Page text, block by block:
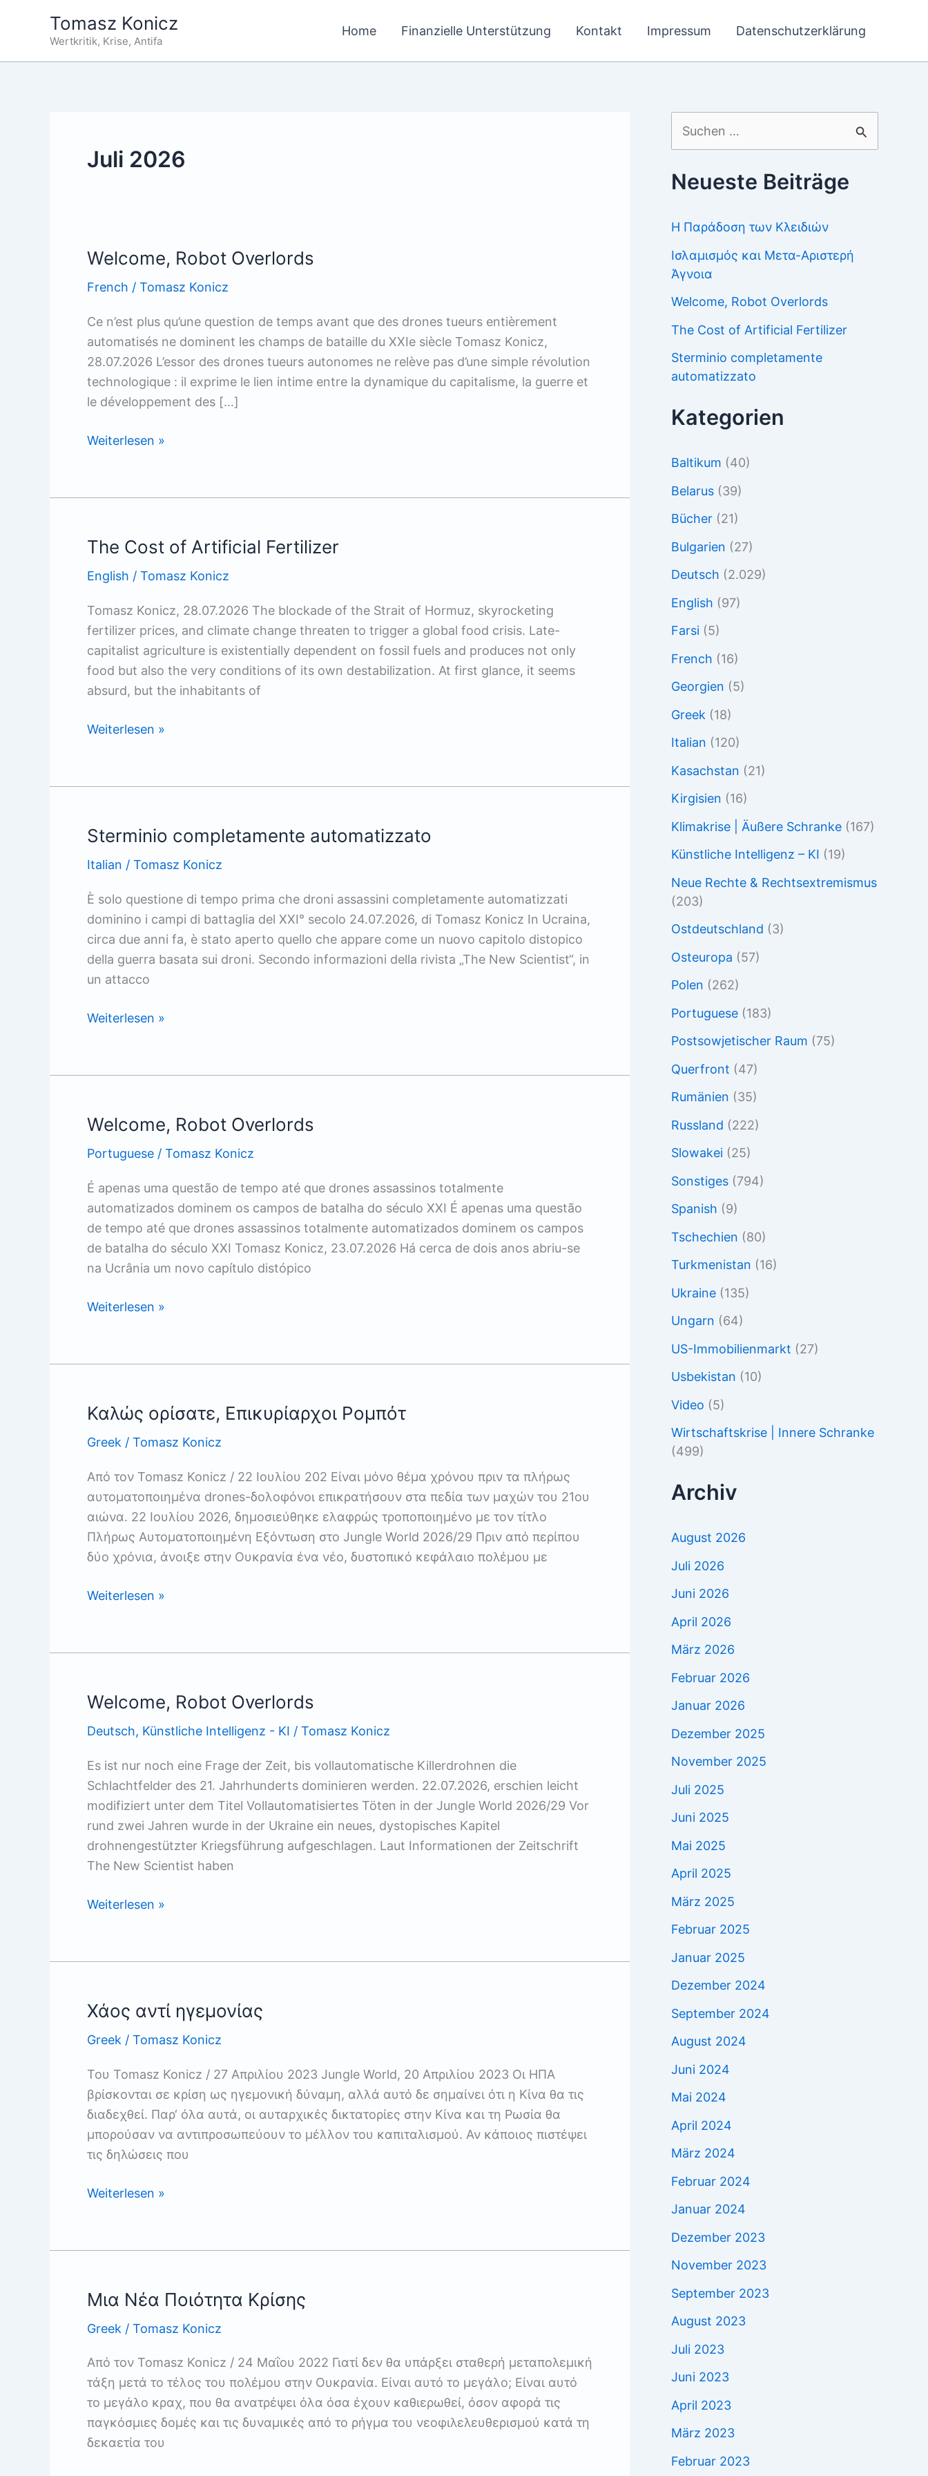
Tomasz Konicz
Wertkritik, Krise, Antifa
Home Finanzielle Unterstützung Kontakt Impressum Datenschutzerklärung
Juli 2026
Welcome, Robot Overlords
French / Tomasz Konicz
Ce n’est plus qu’une question de temps avant que des drones tueurs entièrement
automatisés ne dominent les champs de bataille du XXIe siècle Tomasz Konicz,
28.07.2026 L’essor des drones tueurs autonomes ne relève pas d’une simple révolution
technologique : il exprime le lien intime entre la dynamique du capitalisme, la guerre et
le développement des […]
Welcome,
Weiterlesen »
The Cost of Artificial Fertilizer
English / Tomasz Konicz
Tomasz Konicz, 28.07.2026 The blockade of the Strait of Hormuz, skyrocketing
fertilizer prices, and climate change threaten to trigger a global food crisis. Late-
capitalist agriculture is existentially dependent on fossil fuels and produces not only
food but also the very conditions of its own destabilization. At first glance, it seems
absurd, but the inhabitants of
The
Artificial
Weiterlesen »
Sterminio completamente automatizzato
Italian / Tomasz Konicz
È solo questione di tempo prima che droni assassini completamente automatizzati
dominino i campi di battaglia del XXI° secolo 24.07.2026, di Tomasz Konicz In Ucraina,
circa due anni fa, è stato aperto quello che appare come un nuovo capitolo distopico
della guerra basata sui droni. Secondo informazioni della rivista „The New Scientist“, in
un attacco
Sterminio
Weiterlesen »
Welcome, Robot Overlords
Portuguese / Tomasz Konicz
É apenas uma questão de tempo até que drones assassinos totalmente
automatizados dominem os campos de batalha do século XXI É apenas uma questão
de tempo até que drones assassinos totalmente automatizados dominem os campos
de batalha do século XXI Tomasz Konicz, 23.07.2026 Há cerca de dois anos abriu-se
na Ucrânia um novo capítulo distópico
Welcome,
Weiterlesen »
Καλώς ορίσατε, Eπικυρίαρχοι Ρομπότ
Greek / Tomasz Konicz
Από τον Tomasz Konicz / 22 Ιουλίου 202 Είναι μόνο θέμα χρόνου πριν τα πλήρως
αυτοματοποιημένα drones-δολοφόνοι επικρατήσουν στα πεδία των μαχών του 21ου
αιώνα. 22 Ιουλίου 2026, δημοσιεύθηκε ελαφρώς τροποποιημένο με τον τίτλο
Πλήρως Αυτοματοποιημένη Εξόντωση στο Jungle World 2026/29 Πριν από περίπου
δύο χρόνια, άνοιξε στην Ουκρανία ένα νέο, δυστοπικό κεφάλαιο πολέμου με
Καλώς
Ρομπότ
Weiterlesen »
Welcome, Robot Overlords
Deutsch, Künstliche Intelligenz - KI / Tomasz Konicz
Es ist nur noch eine Frage der Zeit, bis vollautomatische Killerdrohnen die
Schlachtfelder des 21. Jahrhunderts dominieren werden. 22.07.2026, erschien leicht
modifiziert unter dem Titel Vollautomatisiertes Töten in der Jungle World 2026/29 Vor
rund zwei Jahren wurde in der Ukraine ein neues, dystopisches Kapitel
drohnengestützter Kriegsführung aufgeschlagen. Laut Informationen der Zeitschrift
The New Scientist haben
Welcome,
Weiterlesen »
Χάος αντί ηγεμονίας
Greek / Tomasz Konicz
Του Tomasz Konicz / 27 Απριλίου 2023 Jungle World, 20 Απριλίου 2023 Οι ΗΠΑ
βρίσκονται σε κρίση ως ηγεμονική δύναμη, αλλά αυτό δε σημαίνει ότι η Κίνα θα τις
διαδεχθεί. Παρ‘ όλα αυτά, οι αυταρχικές δικτατορίες στην Κίνα και τη Ρωσία θα
μπορούσαν να αντιπροσωπεύουν το μέλλον του καπιταλισμού. Αν κάποιος πιστέψει
τις δηλώσεις που
Χάος
Weiterlesen »
Μια Νέα Ποιότητα Κρίσης
Greek / Tomasz Konicz
Από τον Tomasz Konicz / 24 Μαΐου 2022 Γιατί δεν θα υπάρξει σταθερή μεταπολεμική
τάξη μετά το τέλος του πολέμου στην Ουκρανία. Είναι αυτό το μεγάλο; Είναι αυτό
το μεγάλο κραχ, που θα ανατρέψει όλα όσα έχουν καθιερωθεί, όσον αφορά τις
παγκόσμιες δομές και τις δυναμικές από το ρήγμα του νεοφιλελευθερισμού κατά τη
δεκαετία του
Suchen
nach:
Neueste Beiträge
Η Παράδοση των Κλειδιών
Ισλαμισμός και Μετα-Αριστερή
Άγνοια
Welcome, Robot Overlords
The Cost of Artificial Fertilizer
Sterminio completamente
automatizzato
Kategorien
Baltikum (40)
Belarus (39)
Bücher (21)
Bulgarien (27)
Deutsch (2.029)
English (97)
Farsi (5)
French (16)
Georgien (5)
Greek (18)
Italian (120)
Kasachstan (21)
Kirgisien (16)
Klimakrise | Äußere Schranke (167)
Künstliche Intelligenz – KI (19)
Neue Rechte & Rechtsextremismus
(203)
Ostdeutschland (3)
Osteuropa (57)
Polen (262)
Portuguese (183)
Postsowjetischer Raum (75)
Querfront (47)
Rumänien (35)
Russland (222)
Slowakei (25)
Sonstiges (794)
Spanish (9)
Tschechien (80)
Turkmenistan (16)
Ukraine (135)
Ungarn (64)
US-Immobilienmarkt (27)
Usbekistan (10)
Video (5)
Wirtschaftskrise | Innere Schranke
(499)
Archiv
August 2026
Juli 2026
Juni 2026
April 2026
März 2026
Februar 2026
Januar 2026
Dezember 2025
November 2025
Juli 2025
Juni 2025
Mai 2025
April 2025
März 2025
Februar 2025
Januar 2025
Dezember 2024
September 2024
August 2024
Juni 2024
Mai 2024
April 2024
März 2024
Februar 2024
Januar 2024
Dezember 2023
November 2023
September 2023
August 2023
Juli 2023
Juni 2023
April 2023
März 2023
Februar 2023